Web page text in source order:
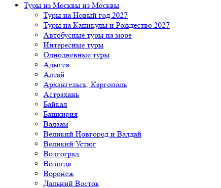
Туры из Москвы из Москвы
Туры на Новый год 2027
Туры на Каникулы и Рождество 2027
Автобусные туры на море
Интересные туры
Однодневные туры
Адыгея
Алтай
Архангельск, Каргополь
Астрахань
Байкал
Башкирия
Валаам
Великий Новгород и Валдай
Великий Устюг
Волгоград
Вологда
Воронеж
Дальний Восток